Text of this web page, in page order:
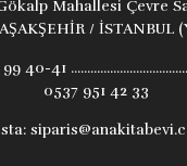
Mahallesi Çevre
/ İSTANBUL
40-41
0537 951 42 33